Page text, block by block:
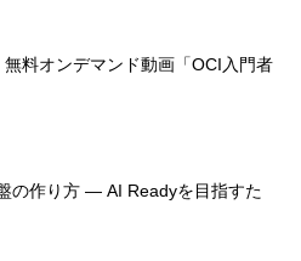
料オンデマンド動画「OCI入門者
の作り方 ― AI Readyを目指すた